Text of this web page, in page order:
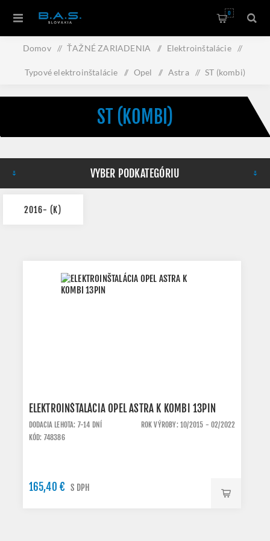
0
Domov / ŤAŽNÉ ZARIADENIA / Elektroinštalácie /
Typové elektroinštalácie / Opel / Astra / ST (kombi)
ST (KOMBI)
VYBER PODKATEGÓRIU
2016- (K)
ELEKTROINŠTALÁCIA OPEL ASTRA K KOMBI 13PIN
DODACIA LEHOTA: 7-14 DNÍ
ROK VÝROBY: 10/2015 - 02/2022
KÓD: 748386
165,40 € S DPH